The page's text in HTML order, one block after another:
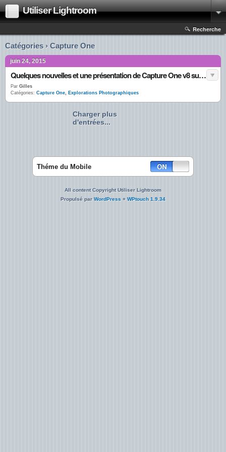
Utiliser Lightroom
Recherche
Catégories › Capture One
juin 24, 2015
Quelques nouvelles et une présentation de Capture One v8 sur Explorations Photographiques
Par Gilles
Catégories: Capture One, Explorations Photographiques
Charger plus
d'entrées...
Théme du Mobile
All content Copyright Utiliser Lightroom
Propulsé parWordPress + WPtouch 1.9.34